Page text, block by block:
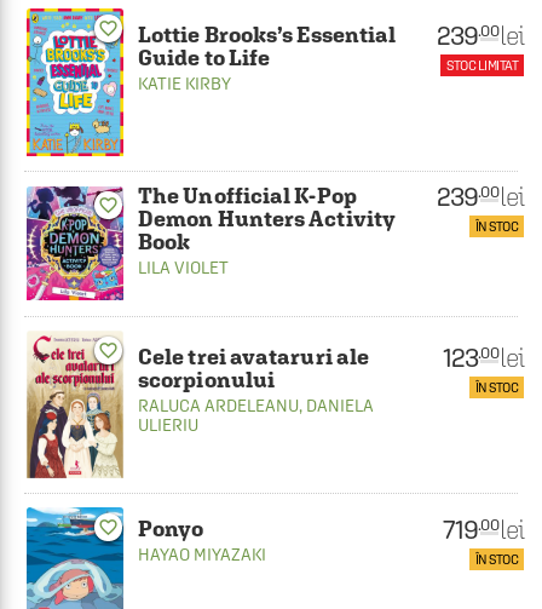
favorite_border
Lottie Brooks’s Essential
Guide to Life
KATIE KIRBY
239.00 lei
STOC LIMITAT
favorite_border
The Unofficial K-Pop
Demon Hunters Activity
Book
LILA VIOLET
239.00 lei
ÎN STOC
favorite_border
Cele trei avataruri ale
scorpionului
RALUCA ARDELEANU, DANIELA
ULIERIU
123.00 lei
ÎN STOC
favorite_border Ponyo
HAYAO MIYAZAKI
719.00 lei
ÎN STOC